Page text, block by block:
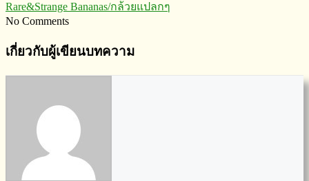
Rare&Strange Bananas/กล้วยแปลกๆ
No Comments
เกี่ยวกับผู้เขียนบทความ